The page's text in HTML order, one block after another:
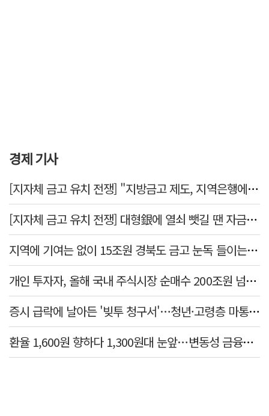
경제 기사
[지자체 금고 유치 전쟁] "지방금고 제도, 지역은행에 불리"
[지자체 금고 유치 전쟁] 대형銀에 열쇠 뺏길 땐 자금 역외 유출→재투자 선순환 붕괴
지역에 기여는 없이 15조원 경북도 금고 눈독 들이는 대형銀
개인 투자자, 올해 국내 주식시장 순매수 200조원 넘었다
증시 급락에 날아든 '빚투 청구서'…청년·고령층 마통 연체↑
환율 1,600원 향하다 1,300원대 눈앞…변동성 금융위기 후 최고